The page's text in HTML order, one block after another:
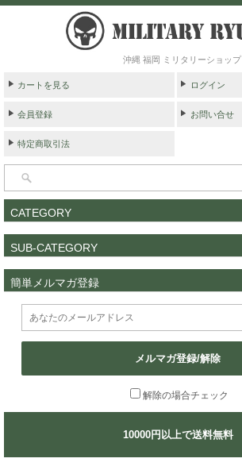
沖縄 福岡 ミリタリーショップ
カートを見る ログイン
会員登録 お問い合せ
特定商取引法
CATEGORY
SUB-CATEGORY
簡単メルマガ登録
メルマガ登録/解除
解除の場合チェック
10000円以上で送料無料